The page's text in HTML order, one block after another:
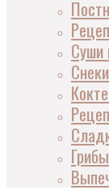
Суши
Снеки
Грибы